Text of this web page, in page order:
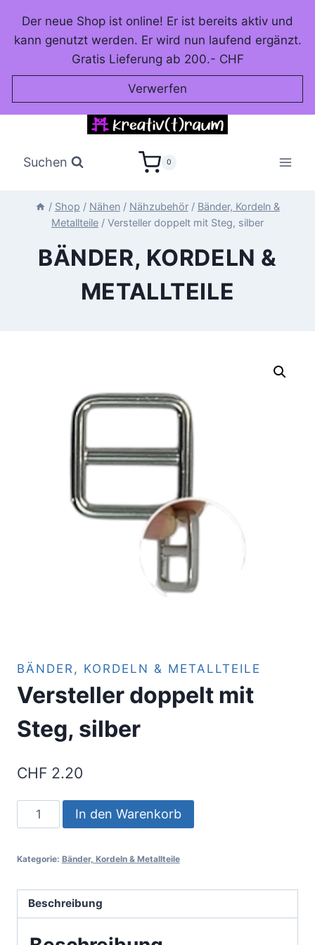
Inhalt
springen
Der neue Shop ist online! Er ist bereits aktiv und
kann genutzt werden. Er wird nun laufend ergänzt.
Gratis Lieferung ab 200.- CHF
Verwerfen
Suchen 0
/ Shop / Nähen / Nähzubehör / Bänder, Kordeln &
Metallteile / Versteller doppelt mit Steg, silber
BÄNDER, KORDELN &
METALLTEILE
BÄNDER, KORDELN & METALLTEILE
Versteller doppelt mit
Steg, silber
CHF2.20
Versteller
doppelt
Steg,
Menge
In den Warenkorb
Kategorie: Bänder, Kordeln & Metallteile
Beschreibung